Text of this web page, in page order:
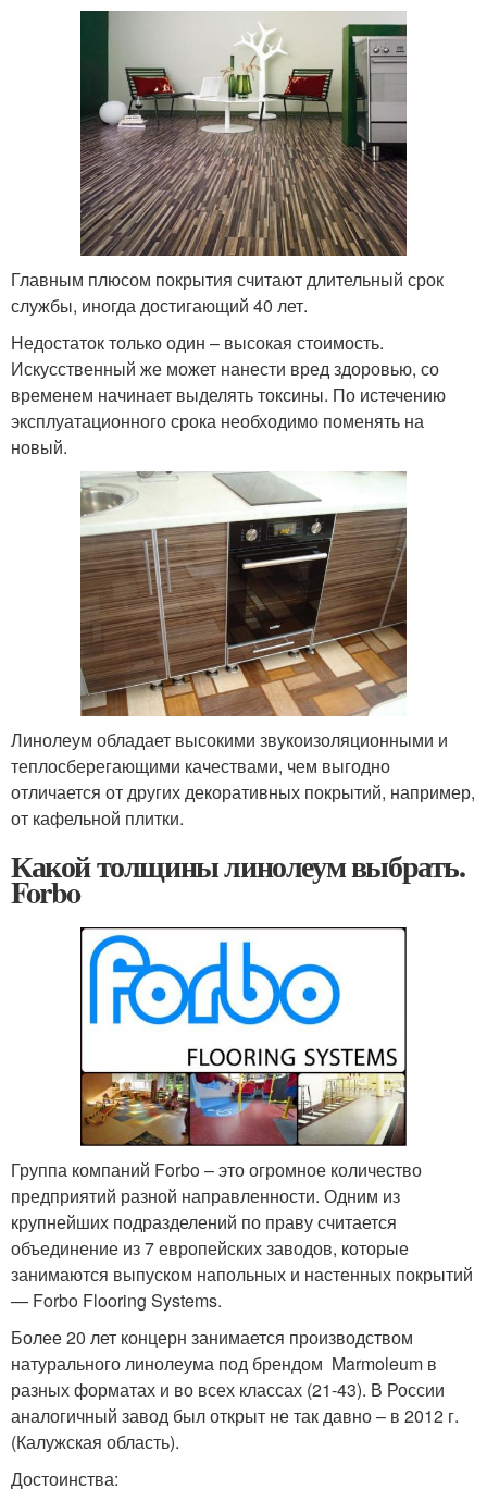
Главным плюсом покрытия считают длительный срок
службы, иногда достигающий 40 лет.
Недостаток только один – высокая стоимость.
Искусственный же может нанести вред здоровью, со
временем начинает выделять токсины. По истечению
эксплуатационного срока необходимо поменять на
новый.
Линолеум обладает высокими звукоизоляционными и
теплосберегающими качествами, чем выгодно
отличается от других декоративных покрытий, например,
от кафельной плитки.
Какой толщины линолеум выбрать.
Forbo
Группа компаний Forbo – это огромное количество
предприятий разной направленности. Одним из
крупнейших подразделений по праву считается
объединение из 7 европейских заводов, которые
занимаются выпуском напольных и настенных покрытий
— Forbo Flooring Systems.
Более 20 лет концерн занимается производством
натурального линолеума под брендом Marmoleum в
разных форматах и во всех классах (21-43). В России
аналогичный завод был открыт не так давно – в 2012 г.
(Калужская область).
Достоинства: